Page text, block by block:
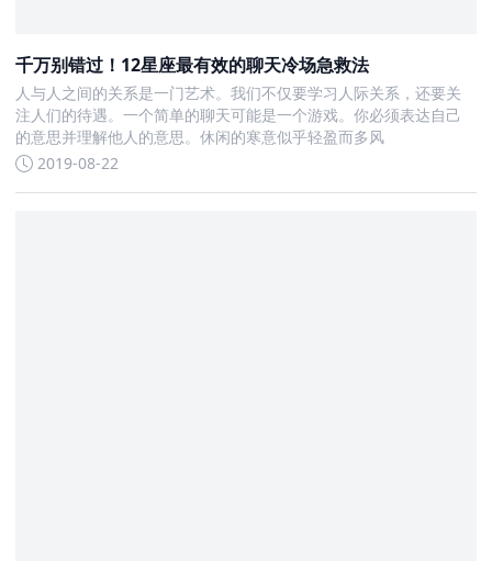
千万别错过！12星座最有效的聊天冷场急救法
人与人之间的关系是一门艺术。我们不仅要学习人际关系，还要关
注人们的待遇。一个简单的聊天可能是一个游戏。你必须表达自己
的意思并理解他人的意思。休闲的寒意似乎轻盈而多风
2019-08-22